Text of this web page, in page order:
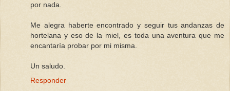
por nada.
Me alegra haberte encontrado y seguir tus andanzas de
hortelana y eso de la miel, es toda una aventura que me
encantaría probar por mi misma.
Un saludo.
Responder